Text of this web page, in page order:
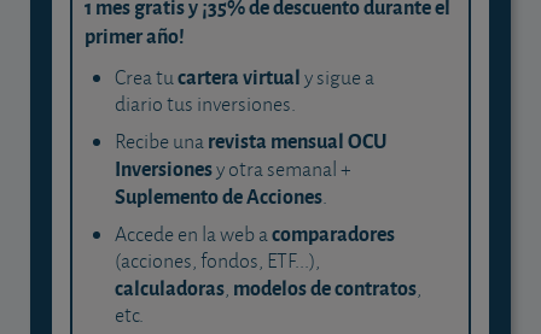
1 mes gratis y ¡35% de descuento durante el
primer año!
Crea tucartera virtualy sigue a
diario tus inversiones.
Recibe unarevista mensual OCU
Inversionesy otra semanal +
Suplemento de Acciones.
Accede en la web acomparadores
(acciones, fondos, ETF...),
calculadoras, modelos de contratos,
etc.